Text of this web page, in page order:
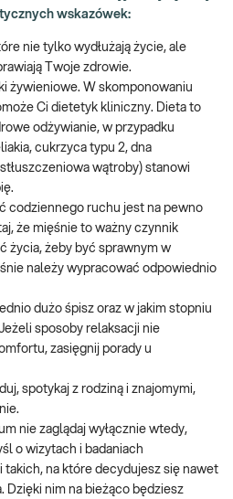
wskazówek:
nie tylko wydłużają życie, ale
Twoje zdrowie.
żywieniowe. W skomponowaniu
Ci dietetyk kliniczny. Dieta to
odżywianie, w przypadku
cukrzyca typu 2, dna
wątroby) stanowi
codziennego ruchu jest na pewno
że mięśnie to ważny czynnik
życia, żeby być sprawnym w
należy wypracować odpowiednio
dużo śpisz oraz w jakim stopniu
sposoby relaksacji nie
zasięgnij porady u
spotykaj z rodziną i znajomymi,
nie zaglądaj wyłącznie wtedy,
o wizytach i badaniach
na które decydujesz się nawet
Dzięki nim na bieżąco będziesz